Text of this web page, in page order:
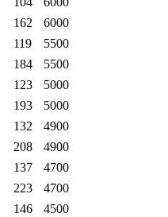
162
6000
119
5500
184
5500
123
5000
193
5000
132
4900
208
4900
137
4700
223
4700
146
4500